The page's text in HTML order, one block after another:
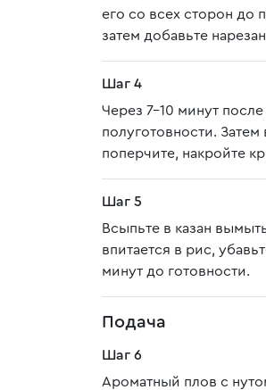
его со всех сторон до
затем добавьте
Шаг 4
Через 7-10 минут
полуготовности.
поперчите, накройте
Шаг 5
Всыпьте в казан
впитается в рис,
минут до готовности.
Подача
Шаг 6
Ароматный плов с